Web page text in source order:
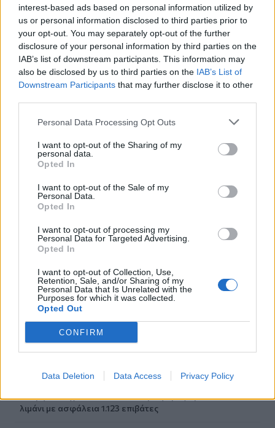
interest-based ads based on personal information utilized by
us or personal information disclosed to third parties prior to
your opt-out. You may separately opt-out of the further
disclosure of your personal information by third parties on the
IAB’s list of downstream participants. This information may
also be disclosed by us to third parties on the IAB’s List of
Downstream Participants that may further disclose it to other
Personal Data Processing Opt Outs
I want to opt-out of the Sharing of my
personal data.
Opted In
I want to opt-out of the Sale of my
Personal Data.
Opted In
I want to opt-out of processing my
Personal Data for Targeted Advertising.
Opted In
I want to opt-out of Collection, Use,
Retention, Sale, and/or Sharing of my
Personal Data that Is Unrelated with the
Purposes for which it was collected.
Opted Out
CONFIRM
Data Deletion Data Access Privacy Policy
13:22
Συνελήφθη πρώην κυβερνήτης στο Μεξικό για την
εξαφάνιση 43 φοιτητών πριν από 12 χρόνια
13:18
Σαμαριά: Νέα παρέμβαση Καλογερή για τα κλεισίματα
του Φαραγγιού - "Πολλές φορές είναι αδικαιολόγητα"
Συνελήφθη στη Γερμανία ένας από τους εκτελεστές της
Ζαμπούνη
Κρητικές γεύσεις και μουσική παράδοση σε μια
ξεχωριστή βραδιά στο Αβδού
Αργεντινή: Επεισόδια μετά το τέλος κινητοποίησης κατά
νομοσχεδίου ιδιοκτησίας
Στη Σάμο για τη γιορτή της Μεταμόρφωσης του Σωτήρος
ο Αρχιεπίσκοπος Κρήτης Ευγένιος
ΕΟΤ: Η Ελλάδα στις κορυφαίες επιλογές των Ευρωπαίων
ταξιδιωτών
λιμάνι με ασφάλεια 1.123 επιβάτες